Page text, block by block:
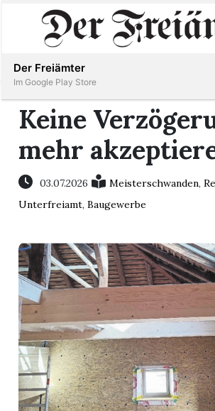
Immobilien
Veranstaltungen
E-
Paper
Newsletter
App
Inserieren Abonnieren
Keine
mehr
03.07.2026 Meisterschwanden,
Unterfreiamt,Baugewerbe
Der Freiämter
Im Google Play Store